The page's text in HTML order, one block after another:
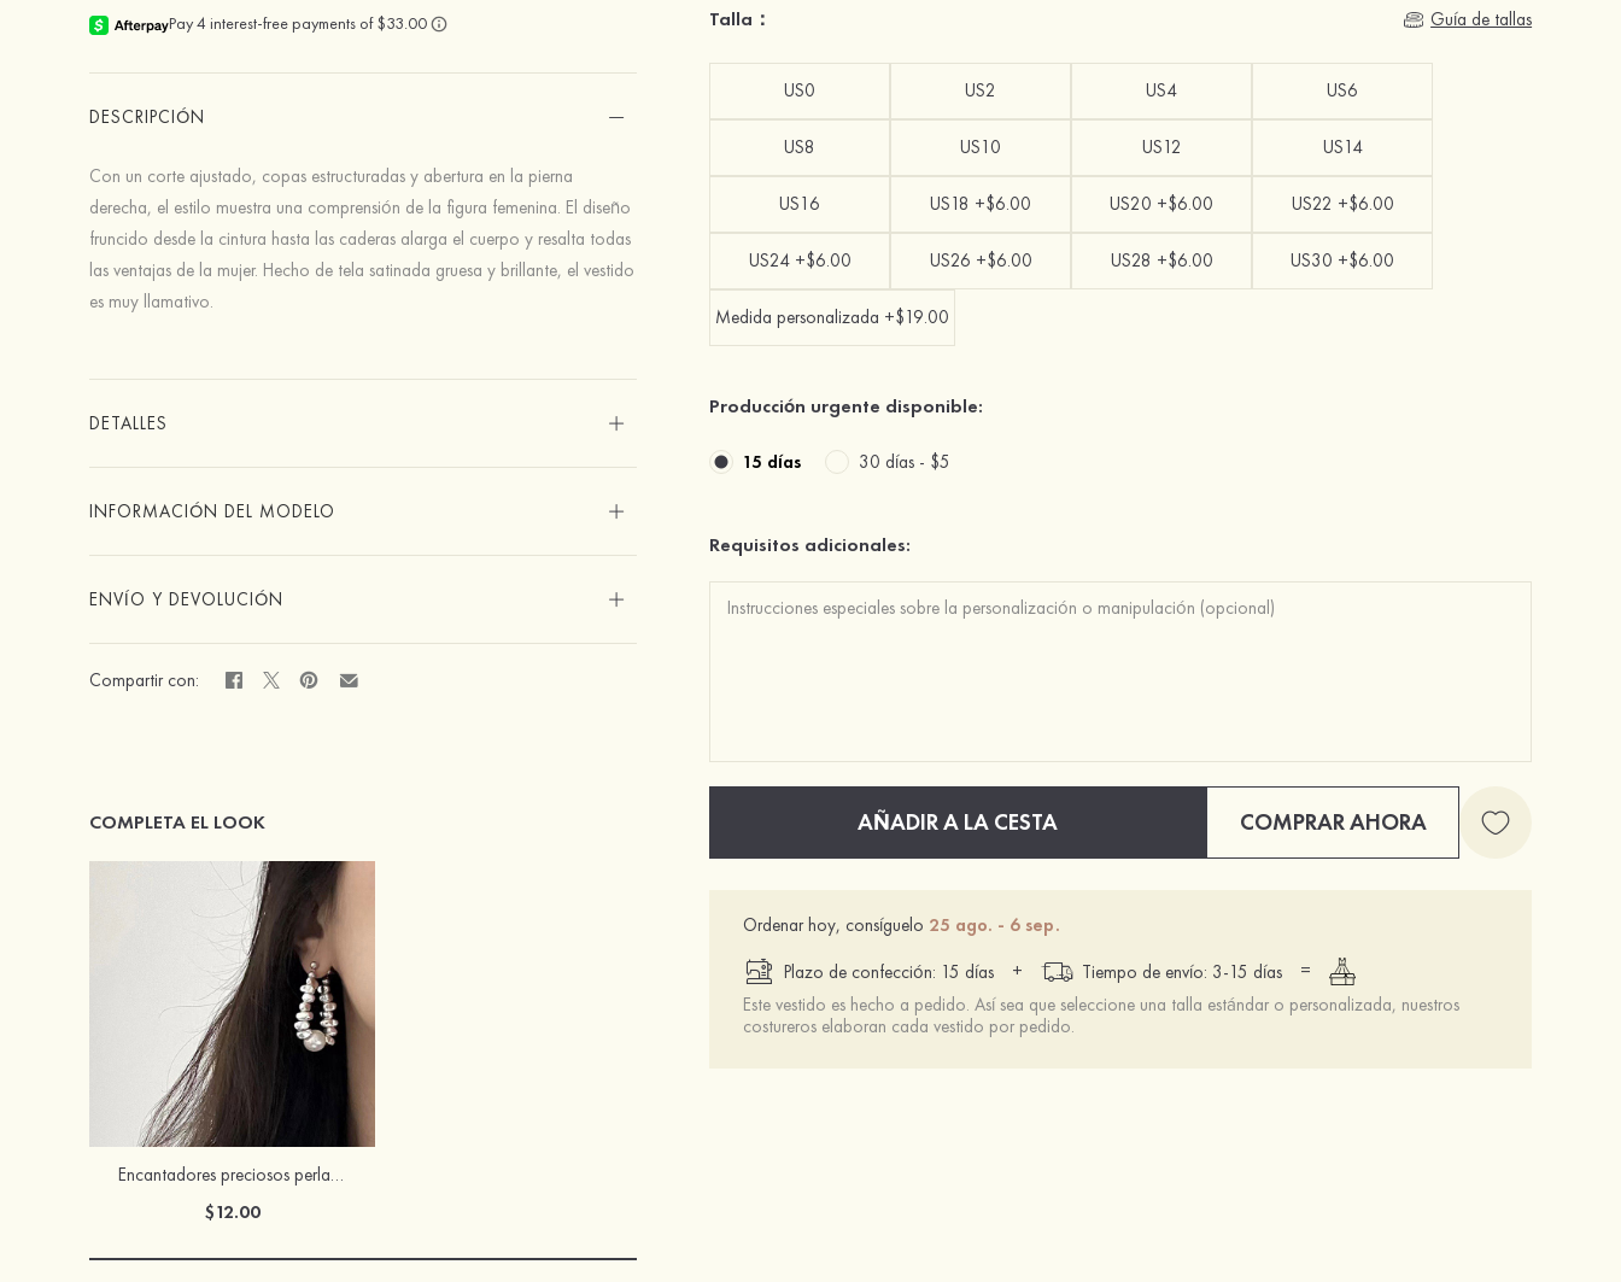
DESCRIPCIÓN
Con un corte ajustado, copas estructuradas y abertura en la pierna
derecha, el estilo muestra una comprensión de la figura femenina. El diseño
fruncido desde la cintura hasta las caderas alarga el cuerpo y resalta todas
las ventajas de la mujer. Hecho de tela satinada gruesa y brillante, el vestido
es muy llamativo.
DETALLES
INFORMACIÓN DEL MODELO
ENVÍO Y DEVOLUCIÓN
Compartir con:
COMPLETA EL LOOK
Encantadores preciosos perla pendientes
$12.00
Talla： Guía de tallas
US0 US2 US4 US6
US8 US10 US12 US14
US16 US18 +$6.00 US20 +$6.00 US22 +$6.00
US24 +$6.00 US26 +$6.00 US28 +$6.00 US30 +$6.00
Medida personalizada +$19.00
Producción urgente disponible:
15 días 30 días - $5
Requisitos adicionales:
AÑADIR A LA CESTA COMPRAR AHORA
Ordenar hoy, consíguelo 25 ago. - 6 sep.
Plazo de confección: 15 días
+ Tiempo de envío: 3-15 días
=
Este vestido es hecho a pedido. Así sea que seleccione una talla estándar o personalizada, nuestros
costureros elaboran cada vestido por pedido.